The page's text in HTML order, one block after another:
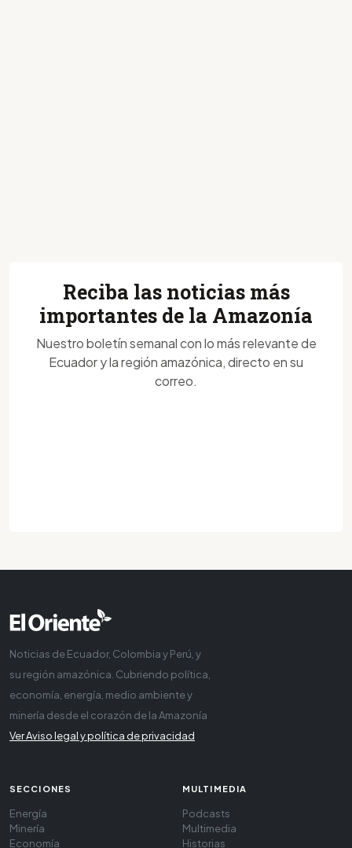
Reciba las noticias más
importantes de la Amazonía
Nuestro boletín semanal con lo más relevante de
Ecuador y la región amazónica, directo en su
correo.
Noticias de Ecuador, Colombia y Perú, y
su región amazónica. Cubriendo política,
economía, energía, medio ambiente y
minería desde el corazón de la Amazonía
Ver Aviso legal y política de privacidad
SECCIONES
Energía
Minería
Economía
MULTIMEDIA
Podcasts
Multimedia
Historias